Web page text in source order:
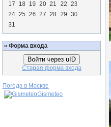
17
18 19 20 21 22 23
24 25 26 27 28 29 30
31
» Форма входа
Войти через uID
Старая форма входа
Погода в Москве
Gismeteo